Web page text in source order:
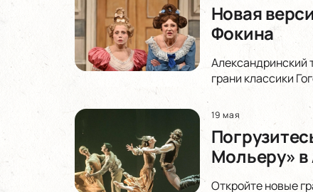
Новая
Фокина
Александринский
грани классики
19 мая
Мольеру»
Откройте новые